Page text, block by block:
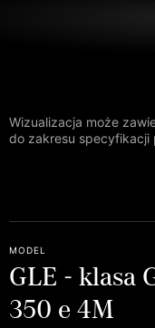
model
GLE - klasa
350 e 4M
Wizualizacja może
do zakresu specyfikacji